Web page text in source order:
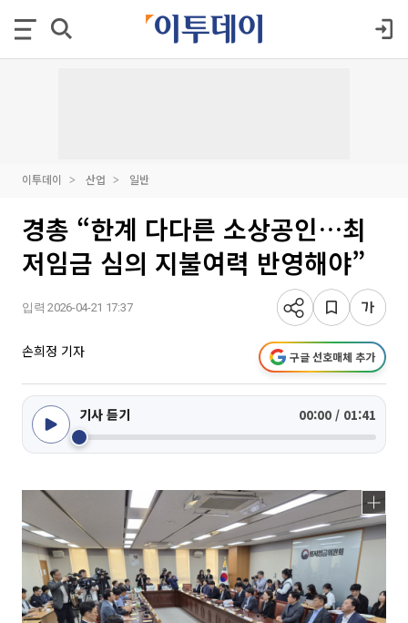
이투데이 산업 일반
경총 “한계 다다른 소상공인…최
저임금 심의 지불여력 반영해야”
입력 2026-04-21 17:37
손희정 기자 구글 선호매체 추가
기사 듣기 00:00 / 01:41